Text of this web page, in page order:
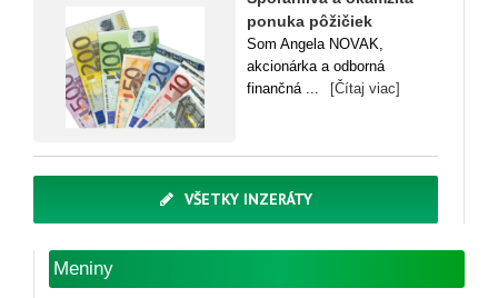
ponuka pôžičiek
Som Angela NOVAK,
akcionárka a odborná
finančná ...
[Čítaj viac]
VŠETKY INZERÁTY
Meniny